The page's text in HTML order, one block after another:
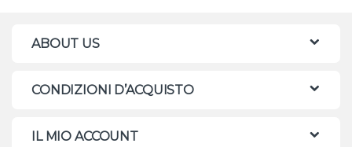
ABOUT US
CONDIZIONI D’ACQUISTO
IL MIO ACCOUNT